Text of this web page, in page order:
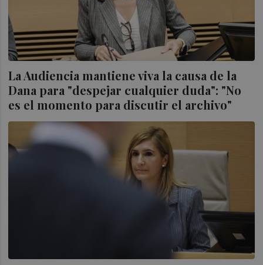
La Audiencia mantiene viva la causa de la
Dana para "despejar cualquier duda": "No
es el momento para discutir el archivo"